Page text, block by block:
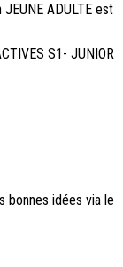
ADULTE est
S1- JUNIOR
bonnes idées via le